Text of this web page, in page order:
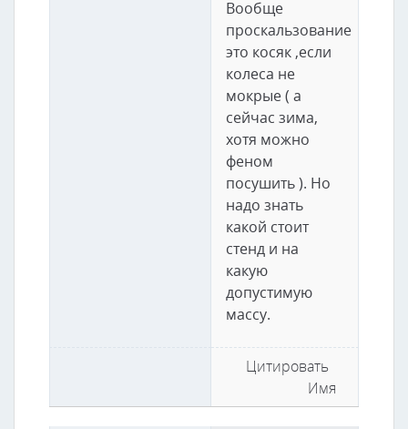
Вообще
проскальзование
это косяк ,если
колеса не
мокрые ( а
сейчас зима,
хотя можно
феном
посушить ). Но
надо знать
какой стоит
стенд и на
какую
допустимую
массу.
Цитировать
Имя